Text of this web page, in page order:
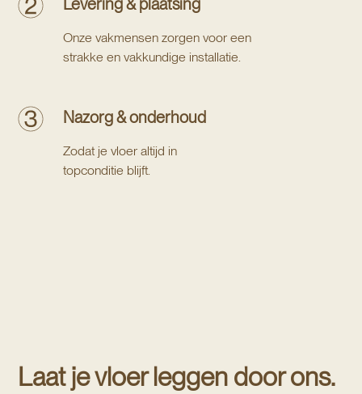
Levering & plaatsing
Onze vakmensen zorgen voor een
strakke en vakkundige installatie.
Nazorg & onderhoud
Zodat je vloer altijd in
topconditie blijft.
Laat je vloer leggen door ons.